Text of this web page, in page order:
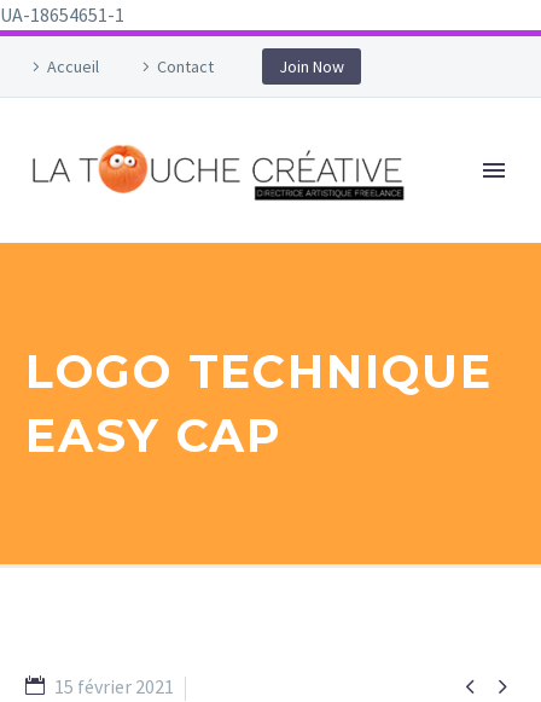
UA-18654651-1
Accueil Contact Join Now
LOGO TECHNIQUE
EASY CAP
 
15 février 2021